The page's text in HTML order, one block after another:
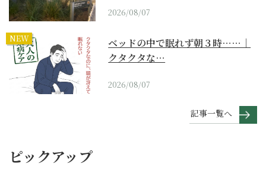
2026/08/07
NEW
ベッドの中で眠れず朝３時……｜
クタクタな…
2026/08/07
記事一覧へ
ピックアップ